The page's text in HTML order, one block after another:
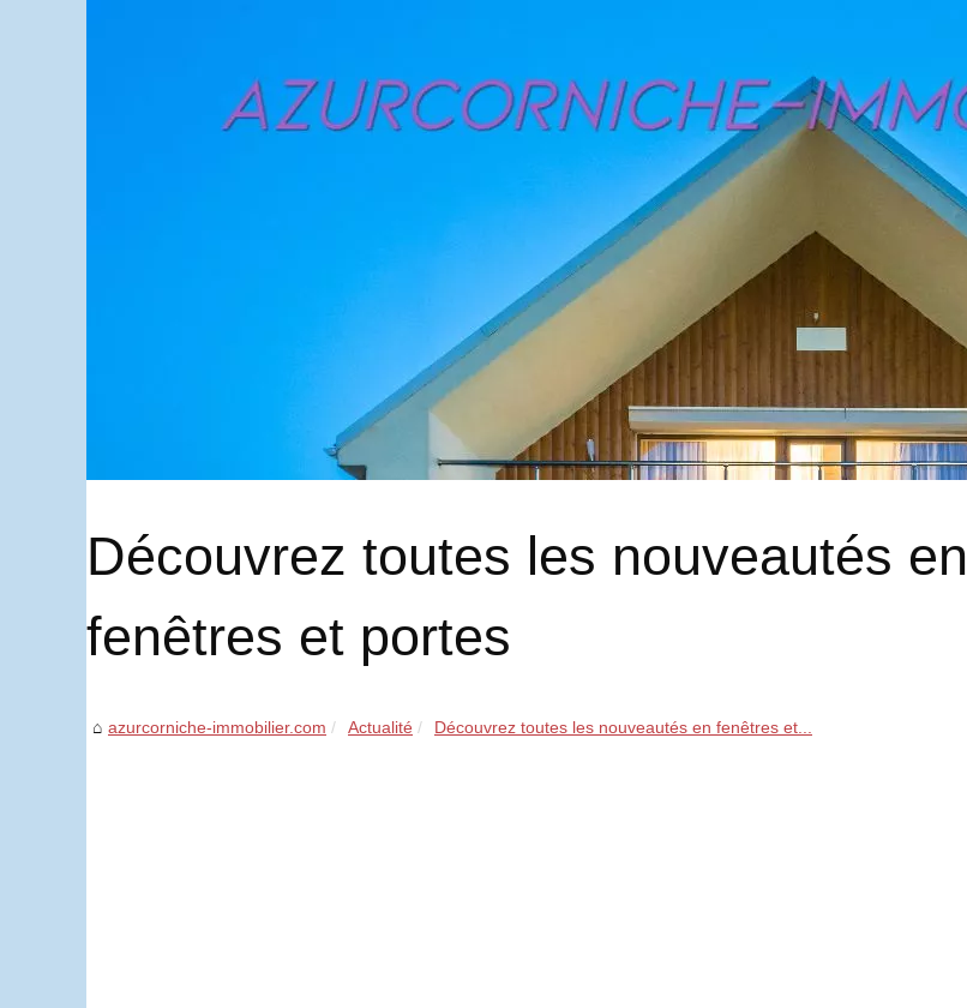
Découvrez toutes les nouveautés en
fenêtres et portes
azurcorniche-immobilier.com Actualité Découvrez toutes les nouveautés en fenêtres et...